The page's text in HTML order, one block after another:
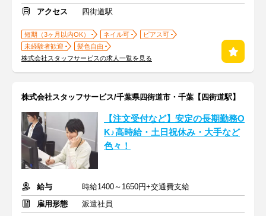
アクセス
四街道駅
短期（3ヶ月以内OK） ネイル可
ピアス可
未経験者歓迎
髪色自由
株式会社スタッフサービスの求人一覧を見る
株式会社スタッフサービス/千葉県四街道市・千葉【四街道駅】
【注文受付など】安定の長期勤務O
K♪高時給・土日祝休み・大手など
色々！
給与
時給1400～1650円+交通費支給
雇用形態
派遣社員